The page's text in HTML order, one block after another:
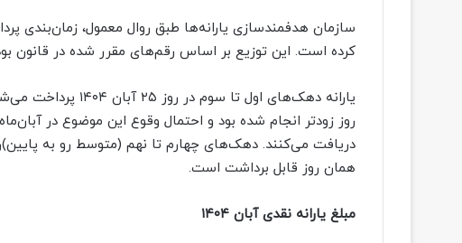
سازمان هدفمندسازی یارانه‌ها طبق روال معمول، زمان‌بندی
کرده است. این توزیع بر اساس رقم‌های مقرر شده در قانون بودجه سال ۱۴۰۴
یارانه دهک‌های اول
روز زودتر انجام شده بود و احتمال وقوع این موضوع در
همان روز قابل برداشت است.
مبلغ یارانه نقدی آبان ۱۴۰۴